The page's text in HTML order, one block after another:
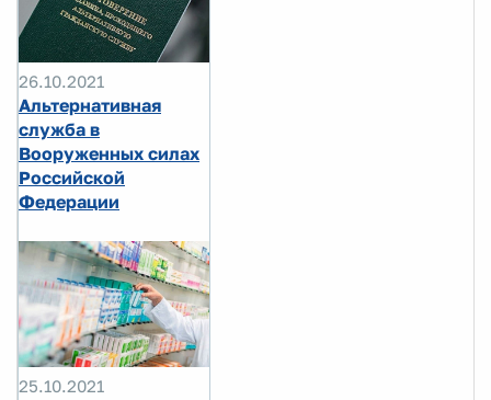
26.10.2021
Альтернативная
служба в
Вооруженных силах
Российской
Федерации
25.10.2021